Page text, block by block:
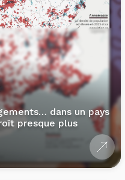
dans un pays
presque plus
3 min